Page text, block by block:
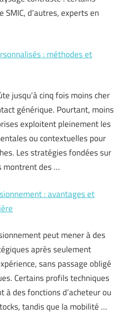
SMIC, d’autres, experts en
: méthodes et
jusqu’à cinq fois moins cher
générique. Pourtant, moins
exploitent pleinement les
ou contextuelles pour
Les stratégies fondées sur
montrent des …
: avantages et
peut mener à des
après seulement
sans passage obligé
Certains profils techniques
à des fonctions d’acheteur ou
tandis que la mobilité …